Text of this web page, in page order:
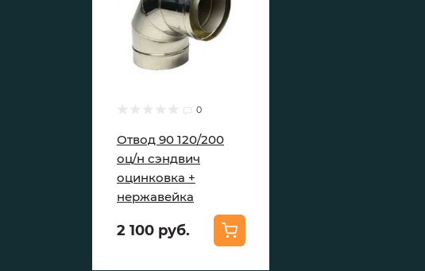
0
Отвод 90 120/200
оц/н сэндвич
оцинковка +
нержавейка
2 100 руб.